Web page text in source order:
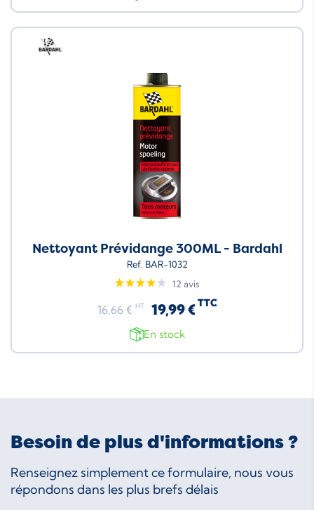
Neuf
Nettoyant Prévidange 300ML - Bardahl
Ref. BAR-1032
12 avis
16,66 € HT 19,99 € TTC
En stock
Besoin de plus d'informations ?
Renseignez simplement ce formulaire, nous vous
répondons dans les plus brefs délais